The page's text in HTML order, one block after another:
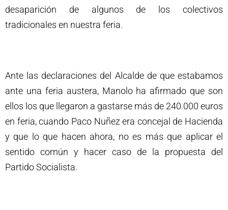
desaparición de algunos de los colectivos
tradicionales en nuestra feria.
Ante las declaraciones del Alcalde de que estabamos
ante una feria austera, Manolo ha afirmado que son
ellos los que llegaron a gastarse más de 240.000 euros
en feria, cuando Paco Nuñez era concejal de Hacienda
y que lo que hacen ahora, no es más que aplicar el
sentido común y hacer caso de la propuesta del
Partido Socialista.